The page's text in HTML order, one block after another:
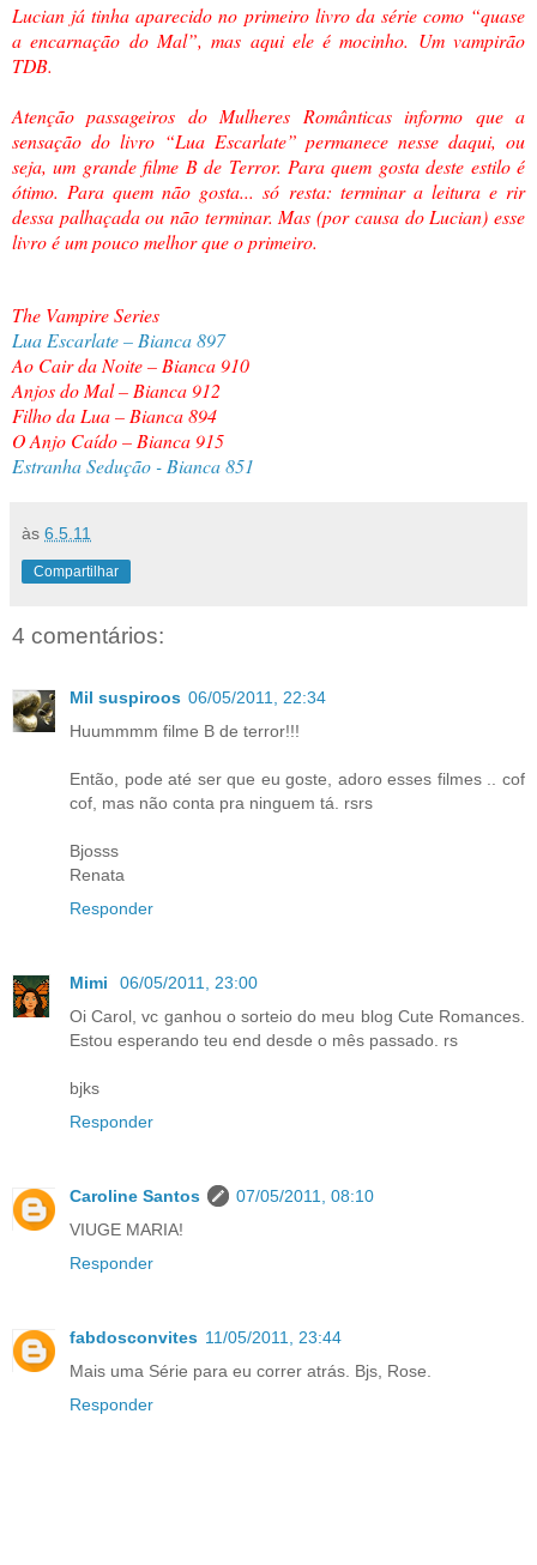
Lucian já tinha aparecido no primeiro livro da série como “quase
a encarnação do Mal”, mas aqui ele é mocinho. Um vampirão
TDB.
Atenção passageiros do Mulheres Românticas informo que a
sensação do livro “Lua Escarlate” permanece nesse daqui, ou
seja, um grande filme B de Terror. Para quem gosta deste estilo é
ótimo. Para quem não gosta... só resta: terminar a leitura e rir
dessa palhaçada ou não terminar. Mas (por causa do Lucian) esse
livro é um pouco melhor que o primeiro.
The Vampire Series
Lua Escarlate – Bianca 897
Ao Cair da Noite – Bianca 910
Anjos do Mal – Bianca 912
Filho da Lua – Bianca 894
O Anjo Caído – Bianca 915
Estranha Sedução - Bianca 851
às 6.5.11
Compartilhar
4 comentários:
Mil suspiroos 06/05/2011, 22:34
Huummmm filme B de terror!!!
Então, pode até ser que eu goste, adoro esses filmes .. cof
cof, mas não conta pra ninguem tá. rsrs
Bjosss
Renata
Responder
Mimi
06/05/2011, 23:00
Oi Carol, vc ganhou o sorteio do meu blog Cute Romances.
Estou esperando teu end desde o mês passado. rs
bjks
Responder
Caroline Santos
07/05/2011, 08:10
VIUGE MARIA!
Responder
fabdosconvites 11/05/2011, 23:44
Mais uma Série para eu correr atrás. Bjs, Rose.
Responder